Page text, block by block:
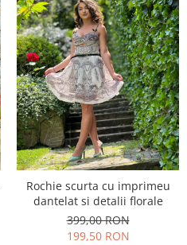
Rochie scurta cu imprimeu
dantelat si detalii florale
399,00 RON
199,50 RON